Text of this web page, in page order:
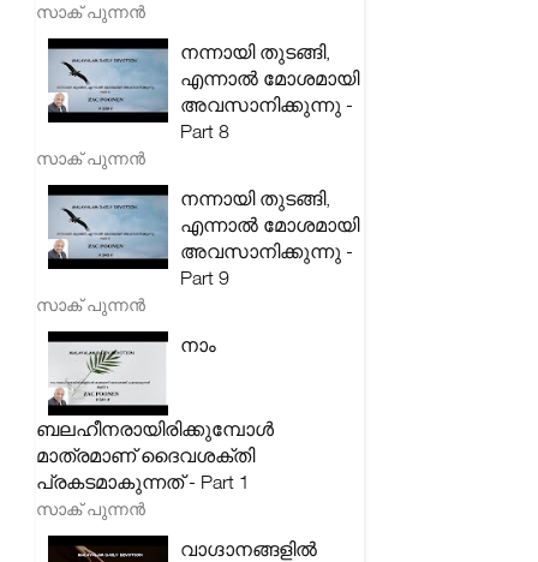
സാക് പുന്നൻ
നന്നായി തുടങ്ങി,
എന്നാൽ മോശമായി
അവസാനിക്കുന്നു -
Part 8
സാക് പുന്നൻ
നന്നായി തുടങ്ങി,
എന്നാൽ മോശമായി
അവസാനിക്കുന്നു -
Part 9
സാക് പുന്നൻ
നാം
ബലഹീനരായിരിക്കുമ്പോൾ
മാത്രമാണ് ദൈവശക്തി
പ്രകടമാകുന്നത് - Part 1
സാക് പുന്നൻ
വാഗ്ദാനങ്ങളിൽ